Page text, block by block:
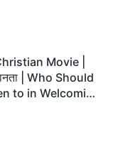
Movie |
| Who Should
to in Welcoming